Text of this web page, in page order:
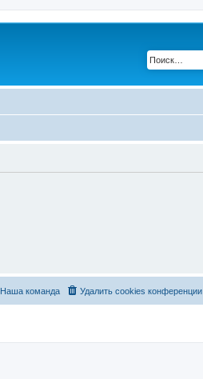
Удалить cookies конференции
Наша команда